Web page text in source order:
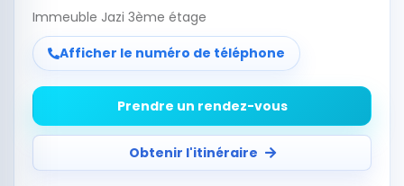
Immeuble Jazi 3ème étage
Afficher le numéro de téléphone
Prendre un rendez-vous
Obtenir l'itinéraire